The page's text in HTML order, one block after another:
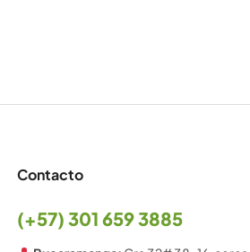
Contacto
(+57) 301 659 3885